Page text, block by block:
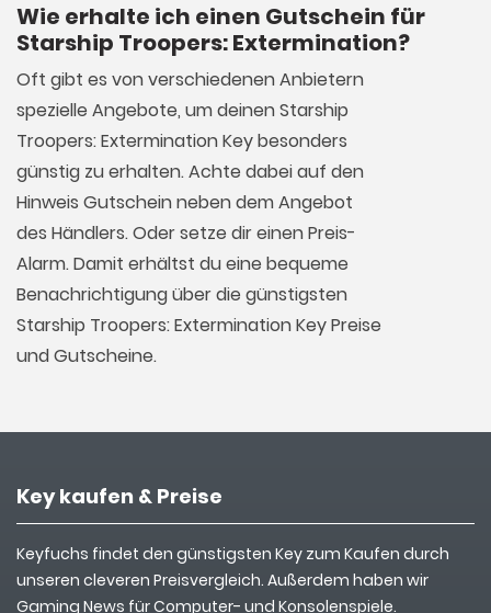
Wie erhalte ich einen Gutschein für
Starship Troopers: Extermination?
Oft gibt es von verschiedenen Anbietern
spezielle Angebote, um deinen Starship
Troopers: Extermination Key besonders
günstig zu erhalten. Achte dabei auf den
Hinweis Gutschein neben dem Angebot
des Händlers. Oder setze dir einen Preis-
Alarm. Damit erhältst du eine bequeme
Benachrichtigung über die günstigsten
Starship Troopers: Extermination Key Preise
und Gutscheine.
Key kaufen & Preise
Keyfuchs findet den günstigsten Key zum Kaufen durch
unseren cleveren Preisvergleich. Außerdem haben wir
Gaming News für Computer- und Konsolenspiele.